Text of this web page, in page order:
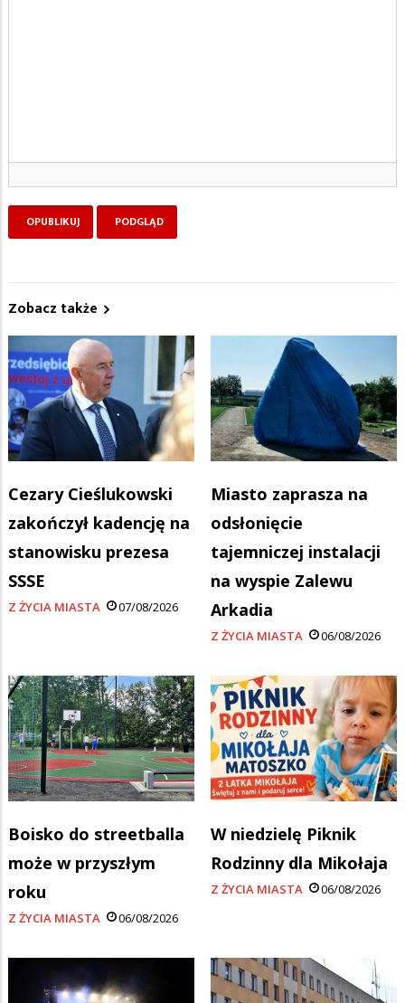
Zobacz także
Cezary Cieślukowski
zakończył kadencję na
stanowisku prezesa
SSSE
Z ŻYCIA MIASTA 07/08/2026
Miasto zaprasza na
odsłonięcie
tajemniczej instalacji
na wyspie Zalewu
Arkadia
Z ŻYCIA MIASTA 06/08/2026
Boisko do streetballa
może w przyszłym
roku
Z ŻYCIA MIASTA 06/08/2026
W niedzielę Piknik
Rodzinny dla Mikołaja
Z ŻYCIA MIASTA 06/08/2026